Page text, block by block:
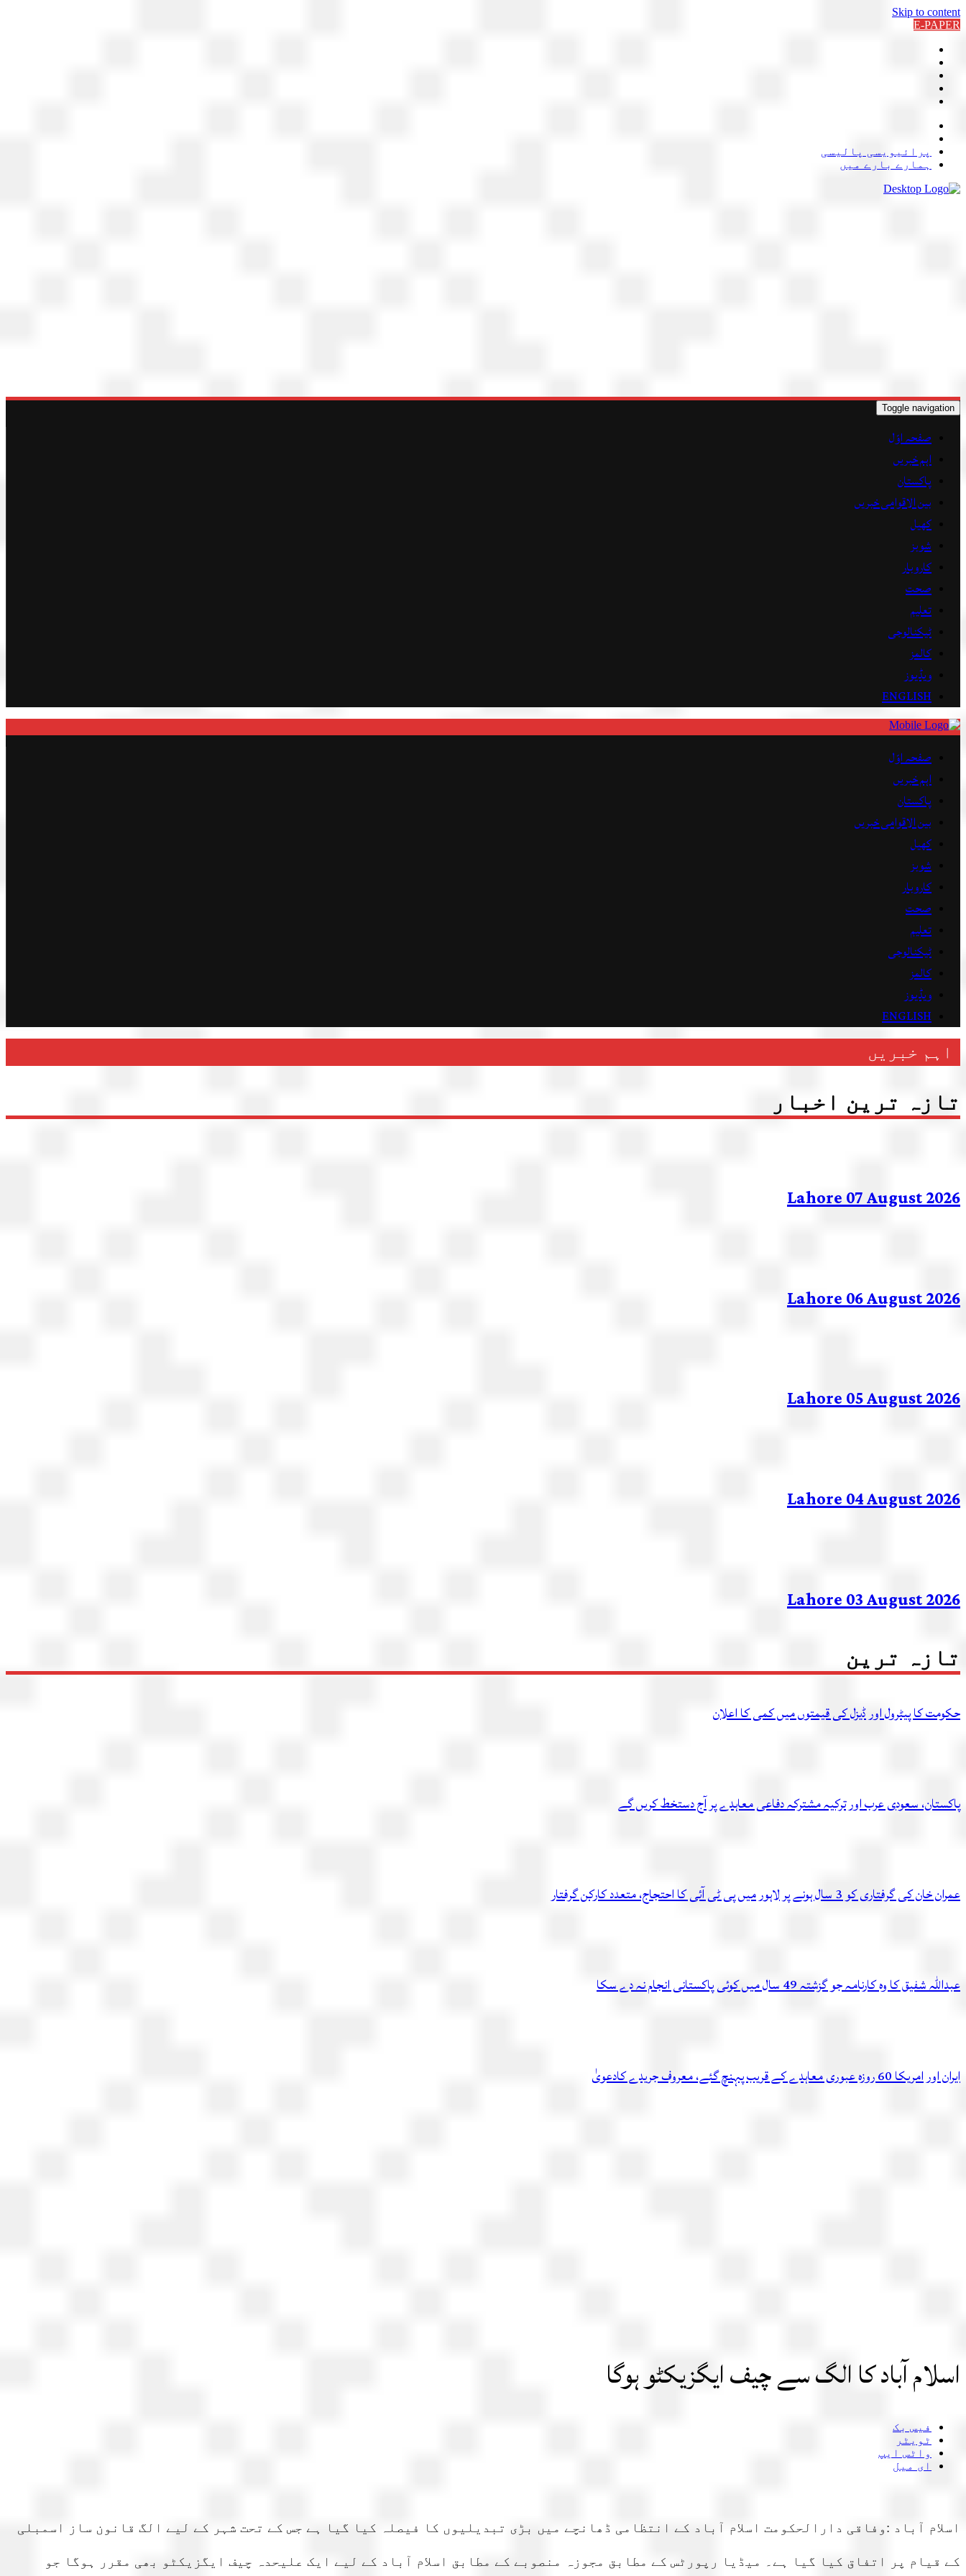
Skip to content
E-PAPER
پرائیویسی پالیسی
ہمارے بارے میں
Toggle navigation
صفحہ اوّل
اہم خبریں
پاکستان
بین الاقوامی خبریں
کھیل
شوبز
کاروبار
صحت
تعلیم
ٹیکنالوجی
کالمز
ویڈیوز
ENGLISH
صفحہ اوّل
اہم خبریں
پاکستان
بین الاقوامی خبریں
کھیل
شوبز
کاروبار
صحت
تعلیم
ٹیکنالوجی
کالمز
ویڈیوز
ENGLISH
اہم خبریں
تازہ ترین اخبار
Lahore 07 August 2026
Lahore 06 August 2026
Lahore 05 August 2026
Lahore 04 August 2026
Lahore 03 August 2026
تازہ ترین
حکومت کا پیٹرول اور ڈیزل کی قیمتوں میں کمی کا اعلان
پاکستان، سعودی عرب اور ترکیہ مشترکہ دفاعی معاہدے پر آج دستخط کریں گے
عمران خان کی گرفتاری کو 3 سال ہونے پر لاہور میں پی ٹی آئی کا احتجاج، متعدد کارکن گرفتار
عبداللہ شفیق کا وہ کارنامہ جو گزشتہ 49 سال میں کوئی پاکستانی انجام نہ دے سکا
ایران اور امریکا 60 روزہ عبوری معاہدے کے قریب پہنچ گئے، معروف جریدے کادعویٰ
اسلام آباد کا الگ سے چیف ایگزیکٹو ہوگا
فیس بک
ٹویٹر
واٹس ایپ
ای میل
اسلام آباد :وفاقی دارالحکومت اسلام آباد کے انتظامی ڈھانچے میں بڑی تبدیلیوں کا فیصلہ کیا گیا ہے جس کے تحت شہر کے لیے الگ قانون ساز اسمبلی
کے قیام پر اتفاق کیا گیا ہے۔ میڈیا رپورٹس کے مطابق مجوزہ منصوبے کے مطابق اسلام آباد کے لیے ایک علیحدہ چیف ایگزیکٹو بھی مقرر ہوگا جو